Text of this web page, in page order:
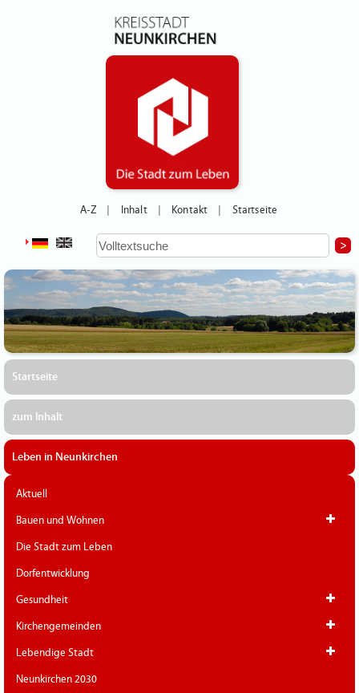
A-Z Inhalt Kontakt Startseite
Startseite
zum Inhalt
Leben in Neunkirchen
Aktuell
Bauen und Wohnen
Die Stadt zum Leben
Dorfentwicklung
Gesundheit
Kirchengemeinden
Lebendige Stadt
Neunkirchen 2030